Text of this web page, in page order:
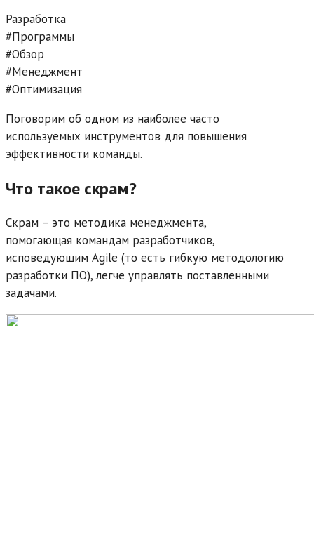
Разработка
#Программы
#Обзор
#Менеджмент
#Оптимизация
Поговорим об одном из наиболее часто
используемых инструментов для повышения
эффективности команды.
Что такое скрам?
Скрам – это методика менеджмента,
помогающая командам разработчиков,
исповедующим Agile (то есть гибкую методологию
разработки ПО), легче управлять поставленными
задачами.